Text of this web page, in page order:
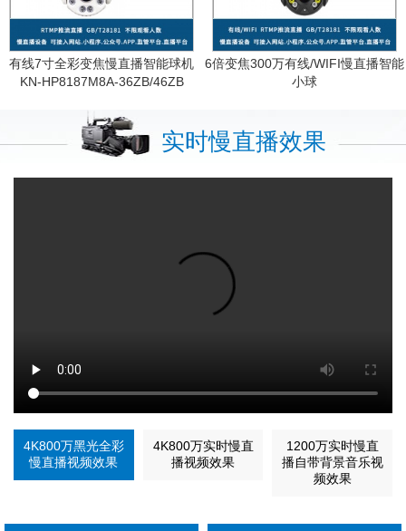
有线7寸全彩变焦慢直播智能球机
KN-HP8187M8A-36ZB/46ZB
6倍变焦300万有线/WIFI慢直播智能
小球
实时慢直播效果
4K800万黑光全彩
慢直播视频效果
4K800万实时慢直
播视频效果
1200万实时慢直
播自带背景音乐视
频效果